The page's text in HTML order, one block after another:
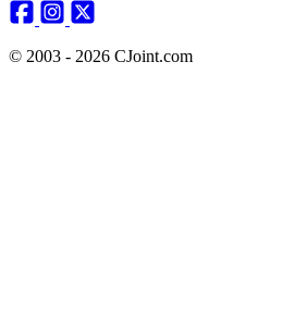
© 2003 - 2026 CJoint.com